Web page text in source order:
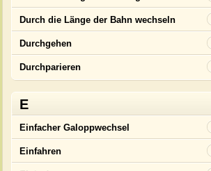
Durch die Länge der Bahn wechseln
Durchgehen
Durchparieren
E
Einfacher Galoppwechsel
Einfahren